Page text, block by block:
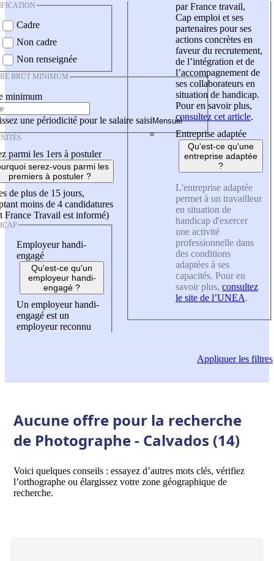
Cadre
Non cadre
Non renseignée
BRUT MINIMUM
minimum
une périodicité pour le salaire saisi
parmi les 1ers à postuler
serez-vous parmi les
premiers à postuler ?
de plus de 15 jours,
moins de 4 candidatures
France Travail est informé)
Employeur handi-
engagé
Qu'est-ce qu'un
employeur handi-
engagé ?
Un employeur handi-
engagé est un
employeur reconnu
par France travail,
Cap emploi et ses
partenaires pour ses
actions concrètes en
faveur du recrutement,
de l’intégration et de
l’accompagnement de
ses collaborateurs en
situation de handicap.
Pour en savoir plus,
consultez cet article.
Entreprise adaptée
Qu'est-ce qu'une
entreprise adaptée
?
L'entreprise adaptée
permet à un travailleur
en situation de
handicap d'exercer
une activité
professionnelle dans
des conditions
adaptées à ses
capacités. Pour en
savoir plus, consultez
le site de l’UNEA.
Appliquerles filtres
Aucune offre pour la recherche
de Photographe - Calvados (14)
Voici quelques conseils : essayez d’autres mots clés, vérifiez
l’orthographe ou élargissez votre zone géographique de
recherche.